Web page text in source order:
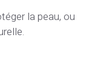
la peau, ou